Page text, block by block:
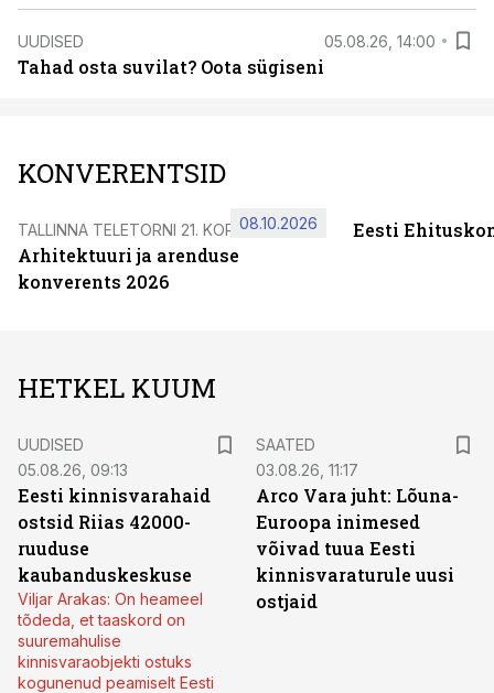
UUDISED 05.08.26, 14:00
Tahad osta suvilat? Oota sügiseni
KONVERENTSID
TALLINNA TELETORNI 21. KORRUSEL
Arhitektuuri ja arenduse
konverents 2026
08.10.2026 Eesti
HETKEL KUUM
UUDISED
05.08.26, 09:13
Eesti kinnisvarahaid
ostsid Riias 42000-
ruuduse
kaubanduskeskuse
Viljar Arakas: On heameel
tõdeda, et taaskord on
suuremahulise
kinnisvaraobjekti ostuks
kogunenud peamiselt Eesti
SAATED
03.08.26, 11:17
Arco Vara juht: Lõuna-
Euroopa inimesed
võivad tuua Eesti
kinnisvaraturule uusi
ostjaid